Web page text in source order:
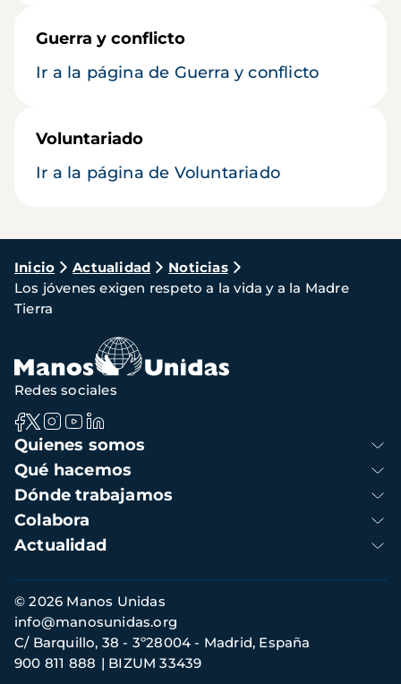
Guerra y conflicto
Ir a la página de Guerra y conflicto
Voluntariado
Ir a la página de Voluntariado
Ruta
de
navegación
Inicio Actualidad
Noticias
Los jóvenes exigen respeto a la vida y a la Madre
Tierra
Navegación
principal
Quienes somos
Qué hacemos
Dónde trabajamos
Colabora
Actualidad
Redes sociales
Información
de
contacto
© 2026 Manos Unidas
C/ Barquillo, 38 - 3º28004 - Madrid, España
900 811 888
BIZUM 33439
info@manosunidas.org